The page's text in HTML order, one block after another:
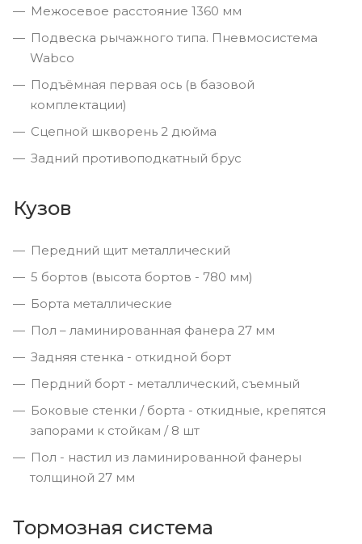
Межосевое расстояние 1360 мм
Подвеска рычажного типа. Пневмосистема
Wabco
Подъёмная первая ось (в базовой
комплектации)
Сцепной шкворень 2 дюйма
Задний противоподкатный брус
Кузов
Передний щит металлический
5 бортов (высота бортов - 780 мм)
Борта металлические
Пол – ламинированная фанера 27 мм
Задняя стенка - откидной борт
Пердний борт - металлический, съемный
Боковые стенки / борта - откидные, крепятся
запорами к стойкам / 8 шт
Пол - настил из ламинированной фанеры
толщиной 27 мм
Тормозная система